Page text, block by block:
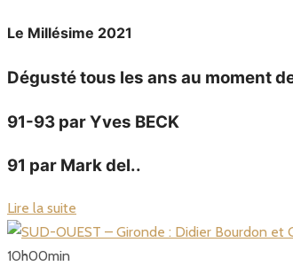
Le Millésime 2021
Dégusté tous les ans au moment
91-93 par Yves BECK
91 par Mark del..
Lire la suite
10h00min